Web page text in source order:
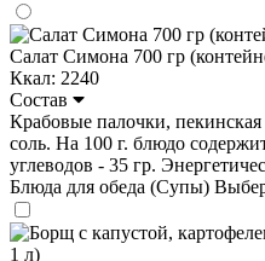
Салат Симона 700 гр
Ккал: 2240
Состав
Крабовые палочки,
соль. На 100 г. блюдо
углеводов - 35 гр.
Блюда для обеда (Супы)